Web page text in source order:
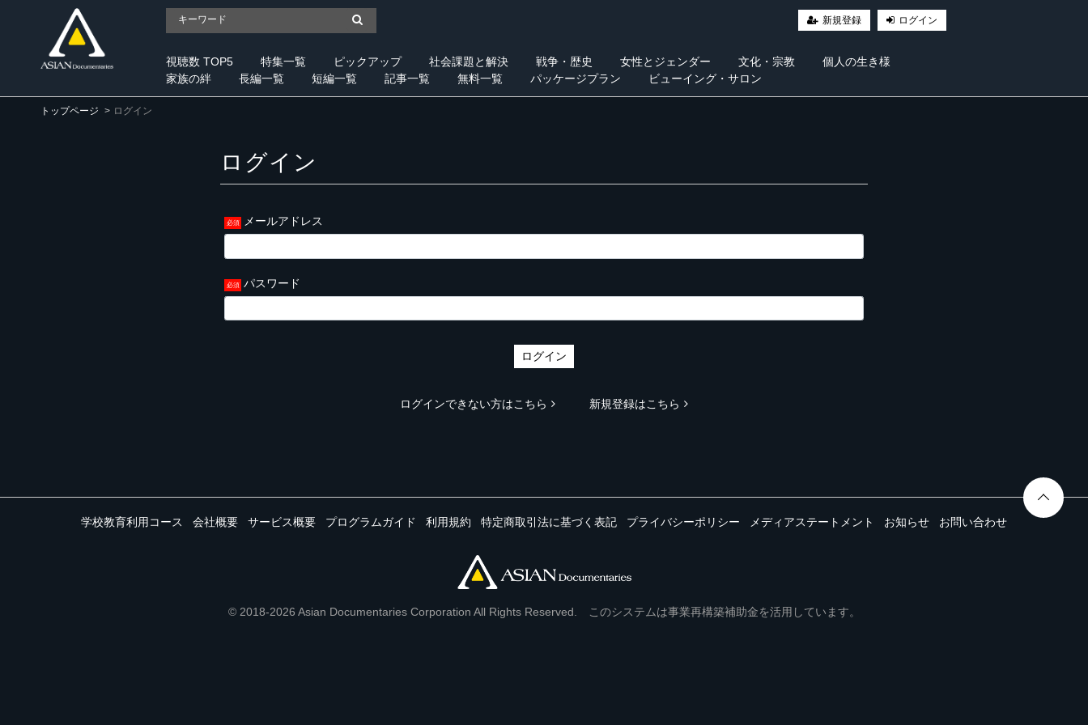
新規登録 ログイン
視聴数 TOP5 特集一覧 ピックアップ 社会課題と解決 戦争・歴史 女性とジェンダー 文化・宗教
個人の生き様
家族の絆
長編一覧 短編一覧 記事一覧 無料一覧 パッケージプラン ビューイング・サロン
トップページ ログイン
ログイン
メールアドレス
パスワード
ログイン
ログインできない方はこちら 新規登録はこちら
学校教育利用コース 会社概要 サービス概要 プログラムガイド 利用規約 特定商取引法に基づく表記 プライバシーポリシー メディアステートメント お知らせ お問い合わせ
© 2018-2026 Asian Documentaries Corporation All Rights Reserved. このシステムは事業再構築補助金を活用しています。